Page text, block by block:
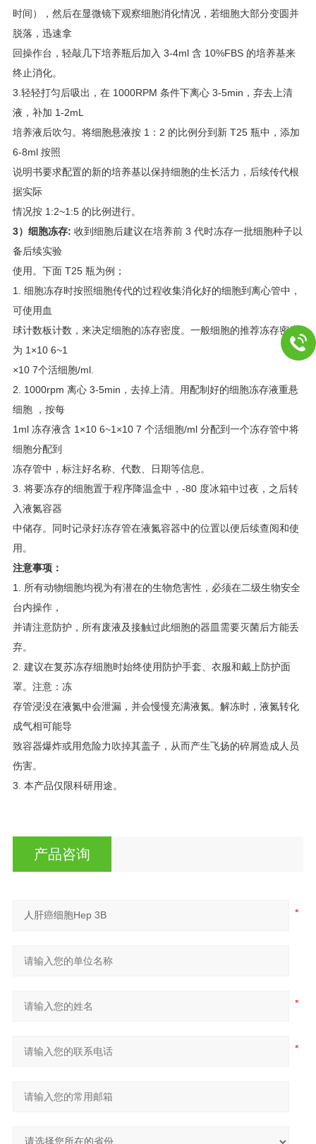
时间），然后在显微镜下观察细胞消化情况，若细胞大部分变圆并
脱落，迅速拿
回操作台，轻敲几下培养瓶后加入 3-4ml 含 10%FBS 的培养基来
终止消化。
3.轻轻打匀后吸出，在 1000RPM 条件下离心 3-5min，弃去上清
液，补加 1-2mL
培养液后吹匀。将细胞悬液按 1：2 的比例分到新 T25 瓶中，添加
6-8ml 按照
说明书要求配置的新的培养基以保持细胞的生长活力，后续传代根
据实际
情况按 1:2~1:5 的比例进行。
3）细胞冻存: 收到细胞后建议在培养前 3 代时冻存一批细胞种子以
备后续实验
使用。下面 T25 瓶为例；
1. 细胞冻存时按照细胞传代的过程收集消化好的细胞到离心管中，
可使用血
球计数板计数，来决定细胞的冻存密度。一般细胞的推荐冻存密度
为 1×10 6~1
×10 7个活细胞/ml.
2. 1000rpm 离心 3-5min，去掉上清。用配制好的细胞冻存液重悬
细胞 ，按每
1ml 冻存液含 1×10 6~1×10 7 个活细胞/ml 分配到一个冻存管中将
细胞分配到
冻存管中，标注好名称、代数、日期等信息。
3. 将要冻存的细胞置于程序降温盒中，-80 度冰箱中过夜，之后转
入液氮容器
中储存。同时记录好冻存管在液氮容器中的位置以便后续查阅和使
用。
注意事项：
1. 所有动物细胞均视为有潜在的生物危害性，必须在二级生物安全
台内操作，
并请注意防护，所有废液及接触过此细胞的器皿需要灭菌后方能丢
弃。
2. 建议在复苏冻存细胞时始终使用防护手套、衣服和戴上防护面
罩。注意：冻
存管浸没在液氮中会泄漏，并会慢慢充满液氮。解冻时，液氮转化
成气相可能导
致容器爆炸或用危险力吹掉其盖子，从而产生飞扬的碎屑造成人员
伤害。
3. 本产品仅限科研用途。
产品咨询